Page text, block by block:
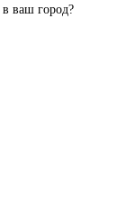
ваш город?